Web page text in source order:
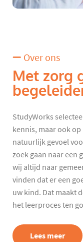
Over ons
Met zorg
StudyWorks
kennis, maar ook
natuurlijk gevoel
zoek gaan naar een
wij altijd naar
vinden dat er een
uw kind. Dat maakt
het leerproces ten
Lees meer